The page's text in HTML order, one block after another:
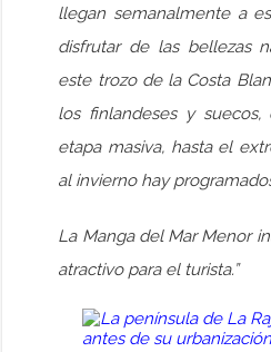
llegan semanalmente a
disfrutar de las bellezas
este trozo de la Costa
los finlandeses y
etapa masiva, hasta el
al invierno hay
La Manga del Mar Menor
atractivo para el turista.”